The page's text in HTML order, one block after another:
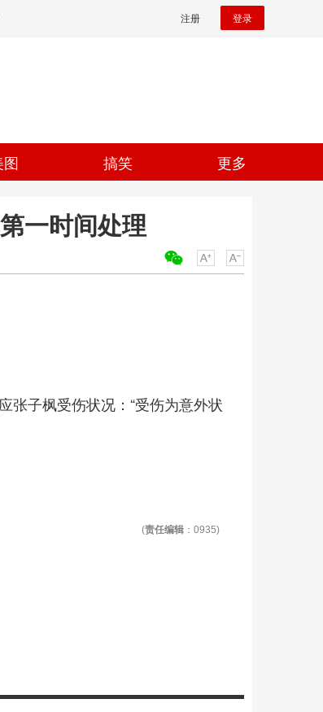
注册 登录
图 搞笑 更多
一时间处理
张子枫受伤状况：“受伤为意外状
(责任编辑 ：0935)